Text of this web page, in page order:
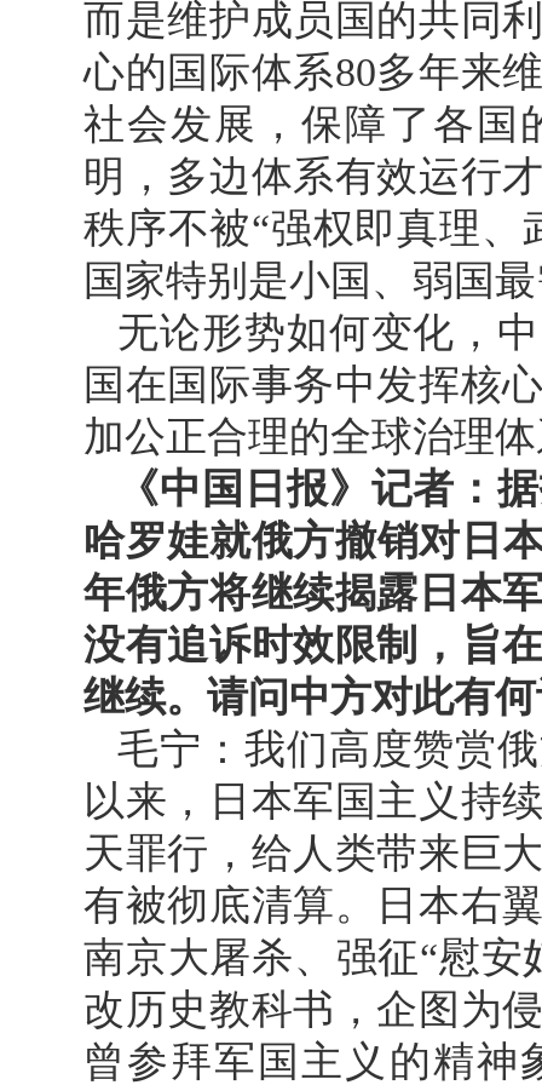
而是维护成员国的共同
心的国际体系80多年来
社会发展，保障了各国
明，多边体系有效运行
秩序不被“强权即真理
国家特别是小国、弱国
无论形势如何变化，
国在国际事务中发挥核
加公正合理的全球治理
《中国日报》记者：
哈罗娃就俄方撤销对日
年俄方将继续揭露日本
没有追诉时效限制，旨
继续。请问中方对此有
毛宁：我们高度赞赏
以来，日本军国主义持
天罪行，给人类带来巨
有被彻底清算。日本右
南京大屠杀、强征“慰
改历史教科书，企图为
曾参拜军国主义的精神